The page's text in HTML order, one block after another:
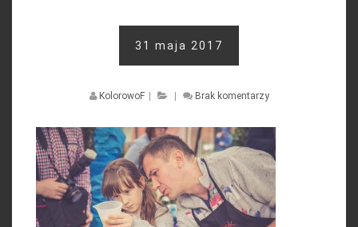
31 maja 2017
KolorowoF Brak komentarzy